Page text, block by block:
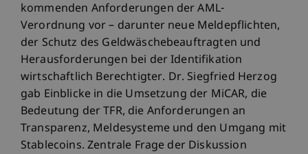
kommenden Anforderungen der AML-
Verordnung vor – darunter neue Meldepflichten,
der Schutz des Geldwäschebeauftragten und
Herausforderungen bei der Identifikation
wirtschaftlich Berechtigter. Dr. Siegfried Herzog
gab Einblicke in die Umsetzung der MiCAR, die
Bedeutung der TFR, die Anforderungen an
Transparenz, Meldesysteme und den Umgang mit
Stablecoins. Zentrale Frage der Diskussion